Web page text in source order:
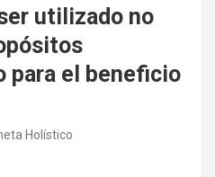
utilizado no
para el beneficio
Holístico